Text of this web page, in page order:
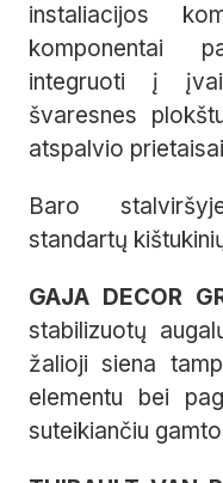
instaliacijos
komponentai
integruoti į
švaresnes
atspalvio
Baro
standartų
GAJA DECOR
stabilizuotų
žalioji siena
elementu bei
suteikiančiu